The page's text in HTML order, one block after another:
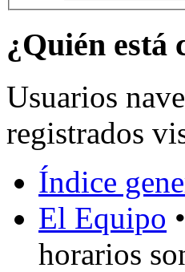
¿Quién está
Usuarios
registrados
Índice
El Equipo •
horarios